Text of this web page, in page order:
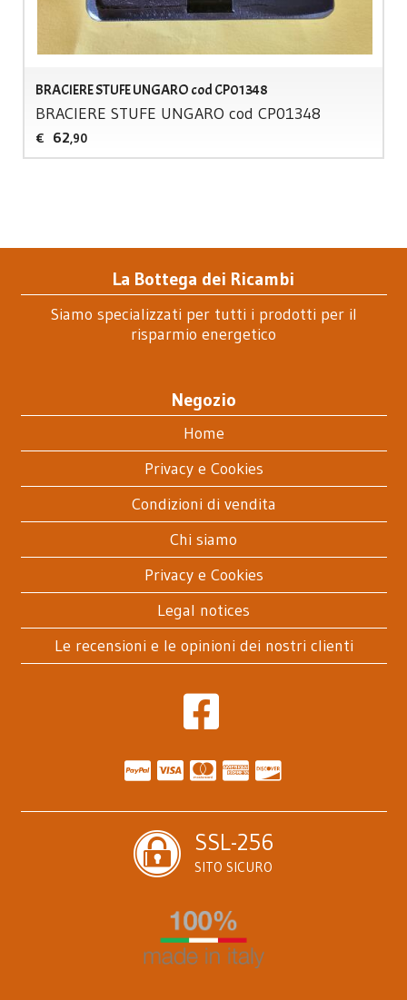
BRACIERE STUFE UNGARO cod CP01348
BRACIERE STUFE UNGARO cod CP01348
€ 62,90
La Bottega dei Ricambi
Siamo specializzati per tutti i prodotti per il
risparmio energetico
Negozio
Home
Privacy e Cookies
Condizioni di vendita
Chi siamo
Privacy e Cookies
Legal notices
Le recensioni e le opinioni dei nostri clienti
SSL-256
SITO SICURO